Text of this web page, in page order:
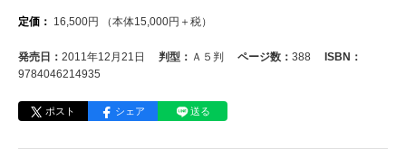
定価： 16,500円 （本体15,000円＋税）
発売日： 2011年12月21日 判型： Ａ５判 ページ数： 388
ISBN：
9784046214935
ポスト シェア 送る